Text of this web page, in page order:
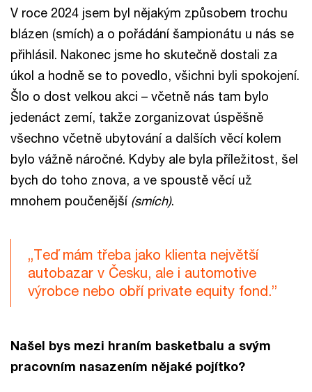
V roce 2024 jsem byl nějakým způsobem trochu
blázen (smích) a o pořádání šampionátu u nás se
přihlásil. Nakonec jsme ho skutečně dostali za
úkol a hodně se to povedlo, všichni byli spokojení.
Šlo o dost velkou akci – včetně nás tam bylo
jedenáct zemí, takže zorganizovat úspěšně
všechno včetně ubytování a dalších věcí kolem
bylo vážně náročné. Kdyby ale byla příležitost, šel
bych do toho znova, a ve spoustě věcí už
mnohem poučenější (smích).
„Teď mám třeba jako klienta největší
autobazar v Česku, ale i automotive
výrobce nebo obří private equity fond.”
Našel bys mezi hraním basketbalu a svým
pracovním nasazením nějaké pojítko?